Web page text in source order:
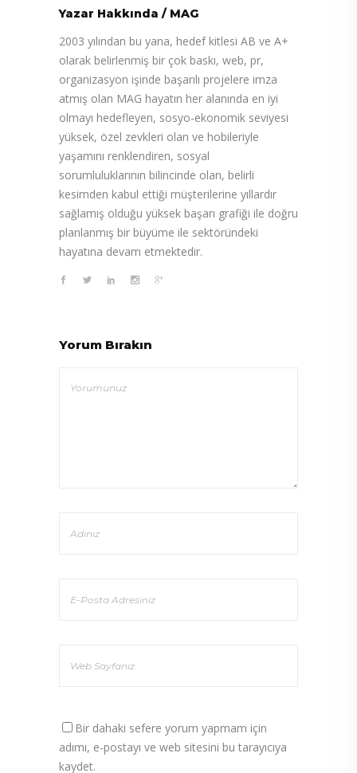
Yazar Hakkında / MAG
2003 yılından bu yana, hedef kitlesi AB ve A+
olarak belirlenmiş bir çok baskı, web, pr,
organizasyon işinde başarılı projelere imza
atmış olan MAG hayatın her alanında en iyi
olmayı hedefleyen, sosyo-ekonomik seviyesi
yüksek, özel zevkleri olan ve hobileriyle
yaşamını renklendiren, sosyal
sorumluluklarının bilincinde olan, belirli
kesimden kabul ettiği müşterilerine yıllardır
sağlamış olduğu yüksek başarı grafiği ile doğru
planlanmış bir büyüme ile sektöründeki
hayatına devam etmektedir.
Yorum Bırakın
Bir dahaki sefere yorum yapmam için
adımı, e-postayı ve web sitesini bu tarayıcıya
kaydet.